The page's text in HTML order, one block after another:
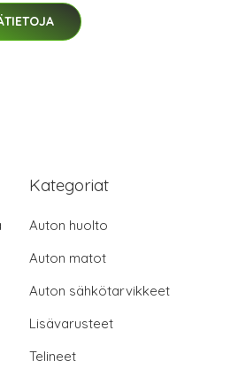
Kategoriat
Auton huolto
Auton matot
Auton sähkötarvikkeet
Lisävarusteet
Telineet